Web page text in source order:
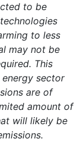
to be
to less
may not be
This
sector
are of
amount of
will likely be